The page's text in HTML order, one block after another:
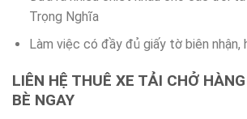
Trọng Nghĩa
Làm việc có đầy đủ giấy tờ biên nhận,
LIÊN HỆ THUÊ XE TẢI CHỞ
BÈ NGAY